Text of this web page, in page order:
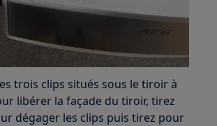
trois clips situés sous le tiroir à
libérer la façade du tiroir, tirez
dégager les clips puis tirez pour